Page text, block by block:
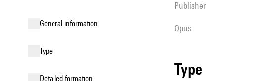
general information
type
detailed formation
publisher
Opus
type